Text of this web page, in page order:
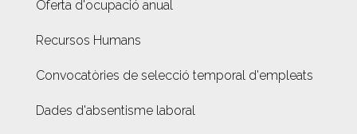
Oferta d'ocupació anual
Recursos Humans
Convocatòries de selecció temporal d'empleats
Dades d'absentisme laboral